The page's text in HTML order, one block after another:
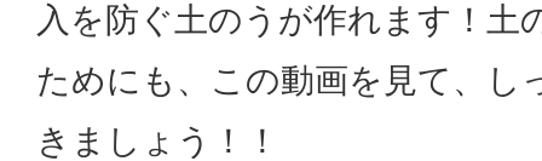
入を防ぐ土のうが作れます！土
ためにも、この動画を見て、し
きましょう！！